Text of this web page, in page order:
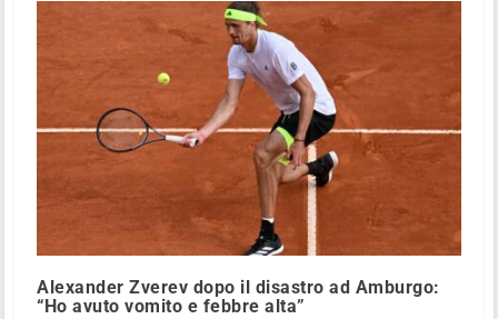
Alexander Zverev dopo il disastro ad Amburgo:
“Ho avuto vomito e febbre alta”